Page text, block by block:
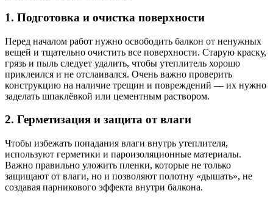
1. Подготовка и очистка поверхности
Перед началом работ нужно освободить балкон от ненужных
вещей и тщательно очистить все поверхности. Старую краску,
грязь и пыль следует удалить, чтобы утеплитель хорошо
приклеился и не отслаивался. Очень важно проверить
конструкцию на наличие трещин и повреждений — их нужно
заделать шпаклёвкой или цементным раствором.
2. Герметизация и защита от влаги
Чтобы избежать попадания влаги внутрь утеплителя,
используют герметики и пароизоляционные материалы.
Важно правильно уложить пленки, которые не только
защищают от влаги, но и позволяют полотну «дышать», не
создавая парникового эффекта внутри балкона.